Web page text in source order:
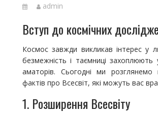
admin
Вступ до космічних
Космос завжди викликав інтерес у
безмежність і таємниці захоплюють
аматорів. Сьогодні ми розглянемо
фактів про Всесвіт, які можуть вас
1. Розширення Всесвіту